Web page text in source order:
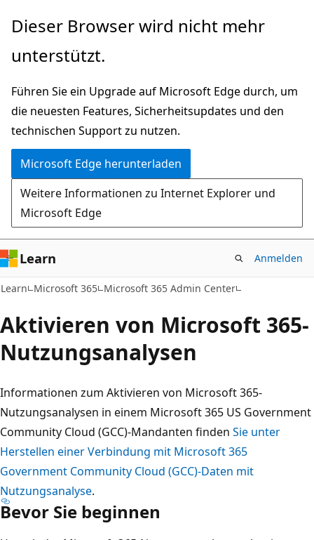
Zu
wechseln
Dieser Browser wird nicht mehr
unterstützt.
Führen Sie ein Upgrade auf Microsoft Edge durch, um
die neuesten Features, Sicherheitsupdates und den
technischen Support zu nutzen.
Microsoft Edge herunterladen
Weitere Informationen zu Internet Explorer und
Microsoft Edge
Learn Anmelden
Learn Microsoft 365 Microsoft 365 Admin Center
Aktivieren von Microsoft 365-
Nutzungsanalysen
Informationen zum Aktivieren von Microsoft 365-
Nutzungsanalysen in einem Microsoft 365 US Government
Community Cloud (GCC)-Mandanten finden Sie unter
Herstellen einer Verbindung mit Microsoft 365
Government Community Cloud (GCC)-Daten mit
Nutzungsanalyse.
Bevor Sie beginnen